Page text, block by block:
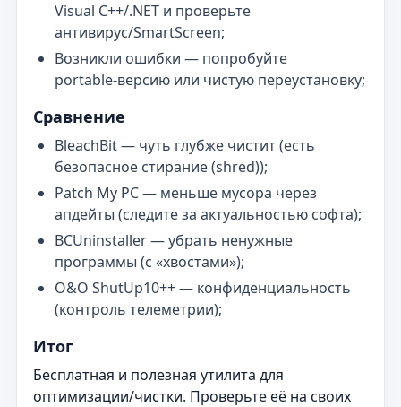
Visual C++/.NET и проверьте
антивирус/SmartScreen;
Возникли ошибки — попробуйте
portable‑версию или чистую переустановку;
Сравнение
BleachBit — чуть глубже чистит (есть
безопасное стирание (shred));
Patch My PC — меньше мусора через
апдейты (следите за актуальностью софта);
BCUninstaller — убрать ненужные
программы (с «хвостами»);
O&O ShutUp10++ — конфиденциальность
(контроль телеметрии);
Итог
Бесплатная и полезная утилита для
оптимизации/чистки. Проверьте её на своих